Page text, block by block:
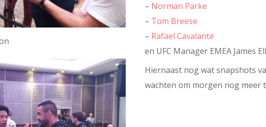
– Norman Parke
– Tom Breese
– Rafael Cavalante
en UFC Manager EMEA James
Hiernaast nog wat snapshots
wachten om morgen nog meer